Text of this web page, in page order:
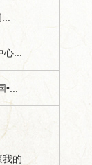
...
的...